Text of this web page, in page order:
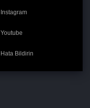
Instagram
Youtube
Hata Bildirin